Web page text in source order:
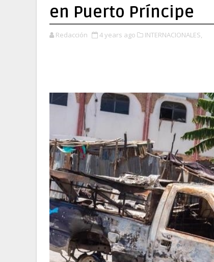
en Puerto Príncipe
Redacción 4 years ago INTERNACIONALES,